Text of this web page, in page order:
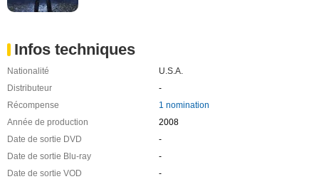
Infos techniques
Nationalité
U.S.A.
Distributeur
-
Récompense
1 nomination
Année de production
2008
Date de sortie DVD
-
Date de sortie Blu-ray
-
Date de sortie VOD
-